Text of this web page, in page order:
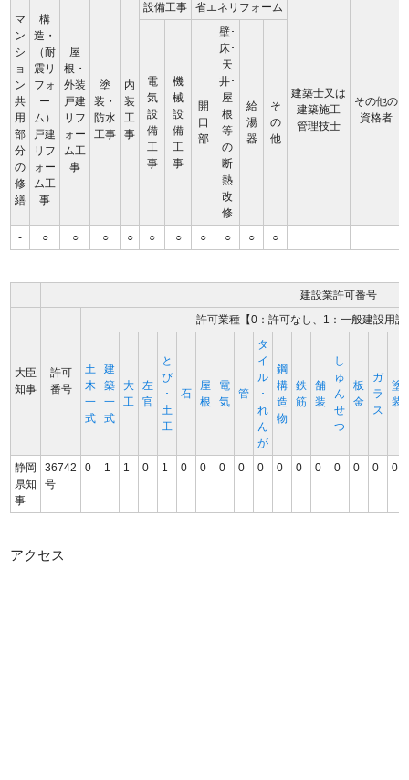
マ
ン
シ
ョ
ン
共
用
部
分
の
修
繕
構
造・
（耐
震リ
フォ
ー
ム）
戸建
リフ
ォー
ム工
事
屋
根・
外装
戸建
リフ
ォー
ム工
事
塗
装・
防水
工事
内
装
工
事
設備工事 省エネリフォーム
建築士又は
建築施工
管理技士
その他の
資格者
電
気
設
備
工
事
機
械
設
備
工
事
開
口
部
壁･
床･
天
井･
屋
根
等
の
断
熱
改
修
給
湯
器
そ
の
他
- ○ ○ ○ ○ ○ ○ ○ ○ ○ ○
建設業許可番号
大臣
知事
許可
番号
許可業種【0：許可なし、1：一般建設用
土
木
一
式
建
築
一
式
大
工
左
官
と
び
･
土
工
石
屋
根
電
気
管
タ
イ
ル
･
れ
ん
が
鋼
構
造
物
鉄
筋
舗
装
し
ゅ
ん
せ
つ
板
金
ガ
ラ
ス
塗
装
静岡
県知
事
36742
号
0 1 1 0 1 0 0 0 0 0 0 0 0 0 0 0 0
アクセス